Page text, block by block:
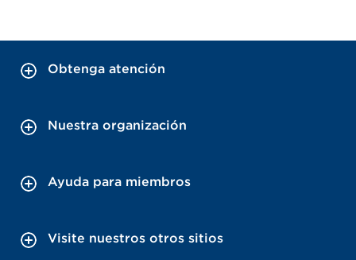
Obtenga atención
Nuestra organización
Ayuda para miembros
Visite nuestros otros sitios